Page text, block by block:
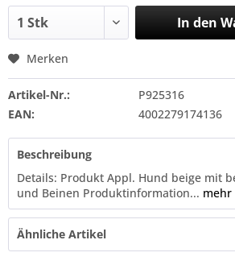
In den
Merken
Artikel-Nr.:
P925316
EAN:
4002279174136
Beschreibung
Details: Produkt Appl. Hund beige mit
und Beinen Produktinformation... mehr
Ähnliche Artikel